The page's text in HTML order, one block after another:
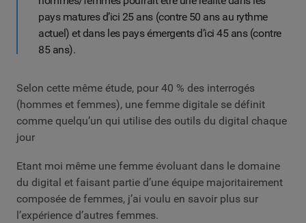
pays matures d’ici 25 ans (contre 50 ans au rythme
actuel) et dans les pays émergents d’ici 45 ans (contre
85 ans).
Selon cette même étude, pour 40 % des interrogés
(hommes et femmes), une femme digitale se définit
comme quelqu’un qui utilise des outils du digital chaque
jour
Etant moi même une femme évoluant dans le domaine
du digital et faisant partie d’une équipe majoritairement
composée de femmes, j’ai voulu en savoir plus sur
l’expérience d’autres femmes.